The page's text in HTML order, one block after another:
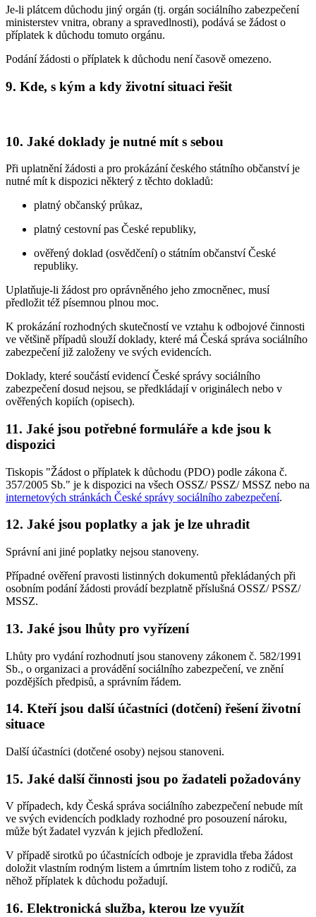
Je-li plátcem důchodu jiný orgán (tj. orgán sociálního zabezpečení
ministerstev vnitra, obrany a spravedlnosti), podává se žádost o
příplatek k důchodu tomuto orgánu.
Podání žádosti o příplatek k důchodu není časově omezeno.
9. Kde, s kým a kdy životní situaci řešit
10. Jaké doklady je nutné mít s sebou
Při uplatnění žádosti a pro prokázání českého státního občanství je
nutné mít k dispozici některý z těchto dokladů:
platný občanský průkaz,
platný cestovní pas České republiky,
ověřený doklad (osvědčení) o státním občanství České
republiky.
Uplatňuje-li žádost pro oprávněného jeho zmocněnec, musí
předložit též písemnou plnou moc.
K prokázání rozhodných skutečností ve vztahu k odbojové činnosti
ve většině případů slouží doklady, které má Česká správa sociálního
zabezpečení již založeny ve svých evidencích.
Doklady, které součástí evidencí České správy sociálního
zabezpečení dosud nejsou, se předkládají v originálech nebo v
ověřených kopiích (opisech).
11. Jaké jsou potřebné formuláře a kde jsou k
dispozici
Tiskopis "Žádost o příplatek k důchodu (PDO) podle zákona č.
357/2005 Sb." je k dispozici na všech OSSZ/ PSSZ/ MSSZ nebo na
internetových stránkách České správy sociálního zabezpečení.
12. Jaké jsou poplatky a jak je lze uhradit
Správní ani jiné poplatky nejsou stanoveny.
Případné ověření pravosti listinných dokumentů překládaných při
osobním podání žádosti provádí bezplatně příslušná OSSZ/ PSSZ/
MSSZ.
13. Jaké jsou lhůty pro vyřízení
Lhůty pro vydání rozhodnutí jsou stanoveny zákonem č. 582/1991
Sb., o organizaci a provádění sociálního zabezpečení, ve znění
pozdějších předpisů, a správním řádem.
14. Kteří jsou další účastníci (dotčení) řešení životní
situace
Další účastníci (dotčené osoby) nejsou stanoveni.
15. Jaké další činnosti jsou po žadateli požadovány
V případech, kdy Česká správa sociálního zabezpečení nebude mít
ve svých evidencích podklady rozhodné pro posouzení nároku,
může být žadatel vyzván k jejich předložení.
V případě sirotků po účastnících odboje je zpravidla třeba žádost
doložit vlastním rodným listem a úmrtním listem toho z rodičů, za
něhož příplatek k důchodu požadují.
16. Elektronická služba, kterou lze využít